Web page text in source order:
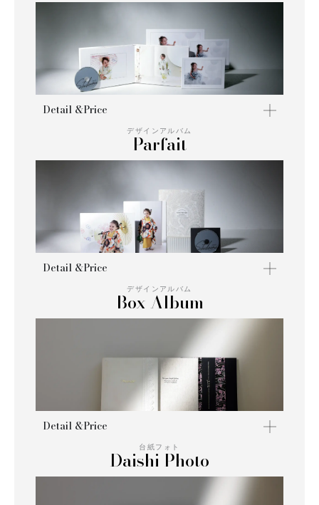
Detail &Price
デザインアルバム
Parfait
Detail &Price
デザインアルバム
Box Album
Detail &Price
台紙フォト
Daishi Photo